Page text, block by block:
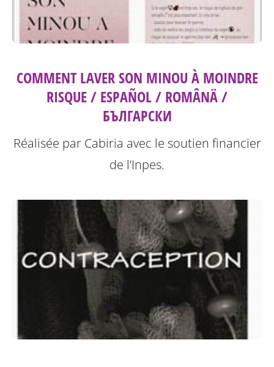
COMMENT LAVER SON MINOU À MOINDRE
RISQUE / ESPAÑOL / ROMÂNÄ /
БЪЛГАРСКИ
Réalisée par Cabiria avec le soutien financier
de l’Inpes.